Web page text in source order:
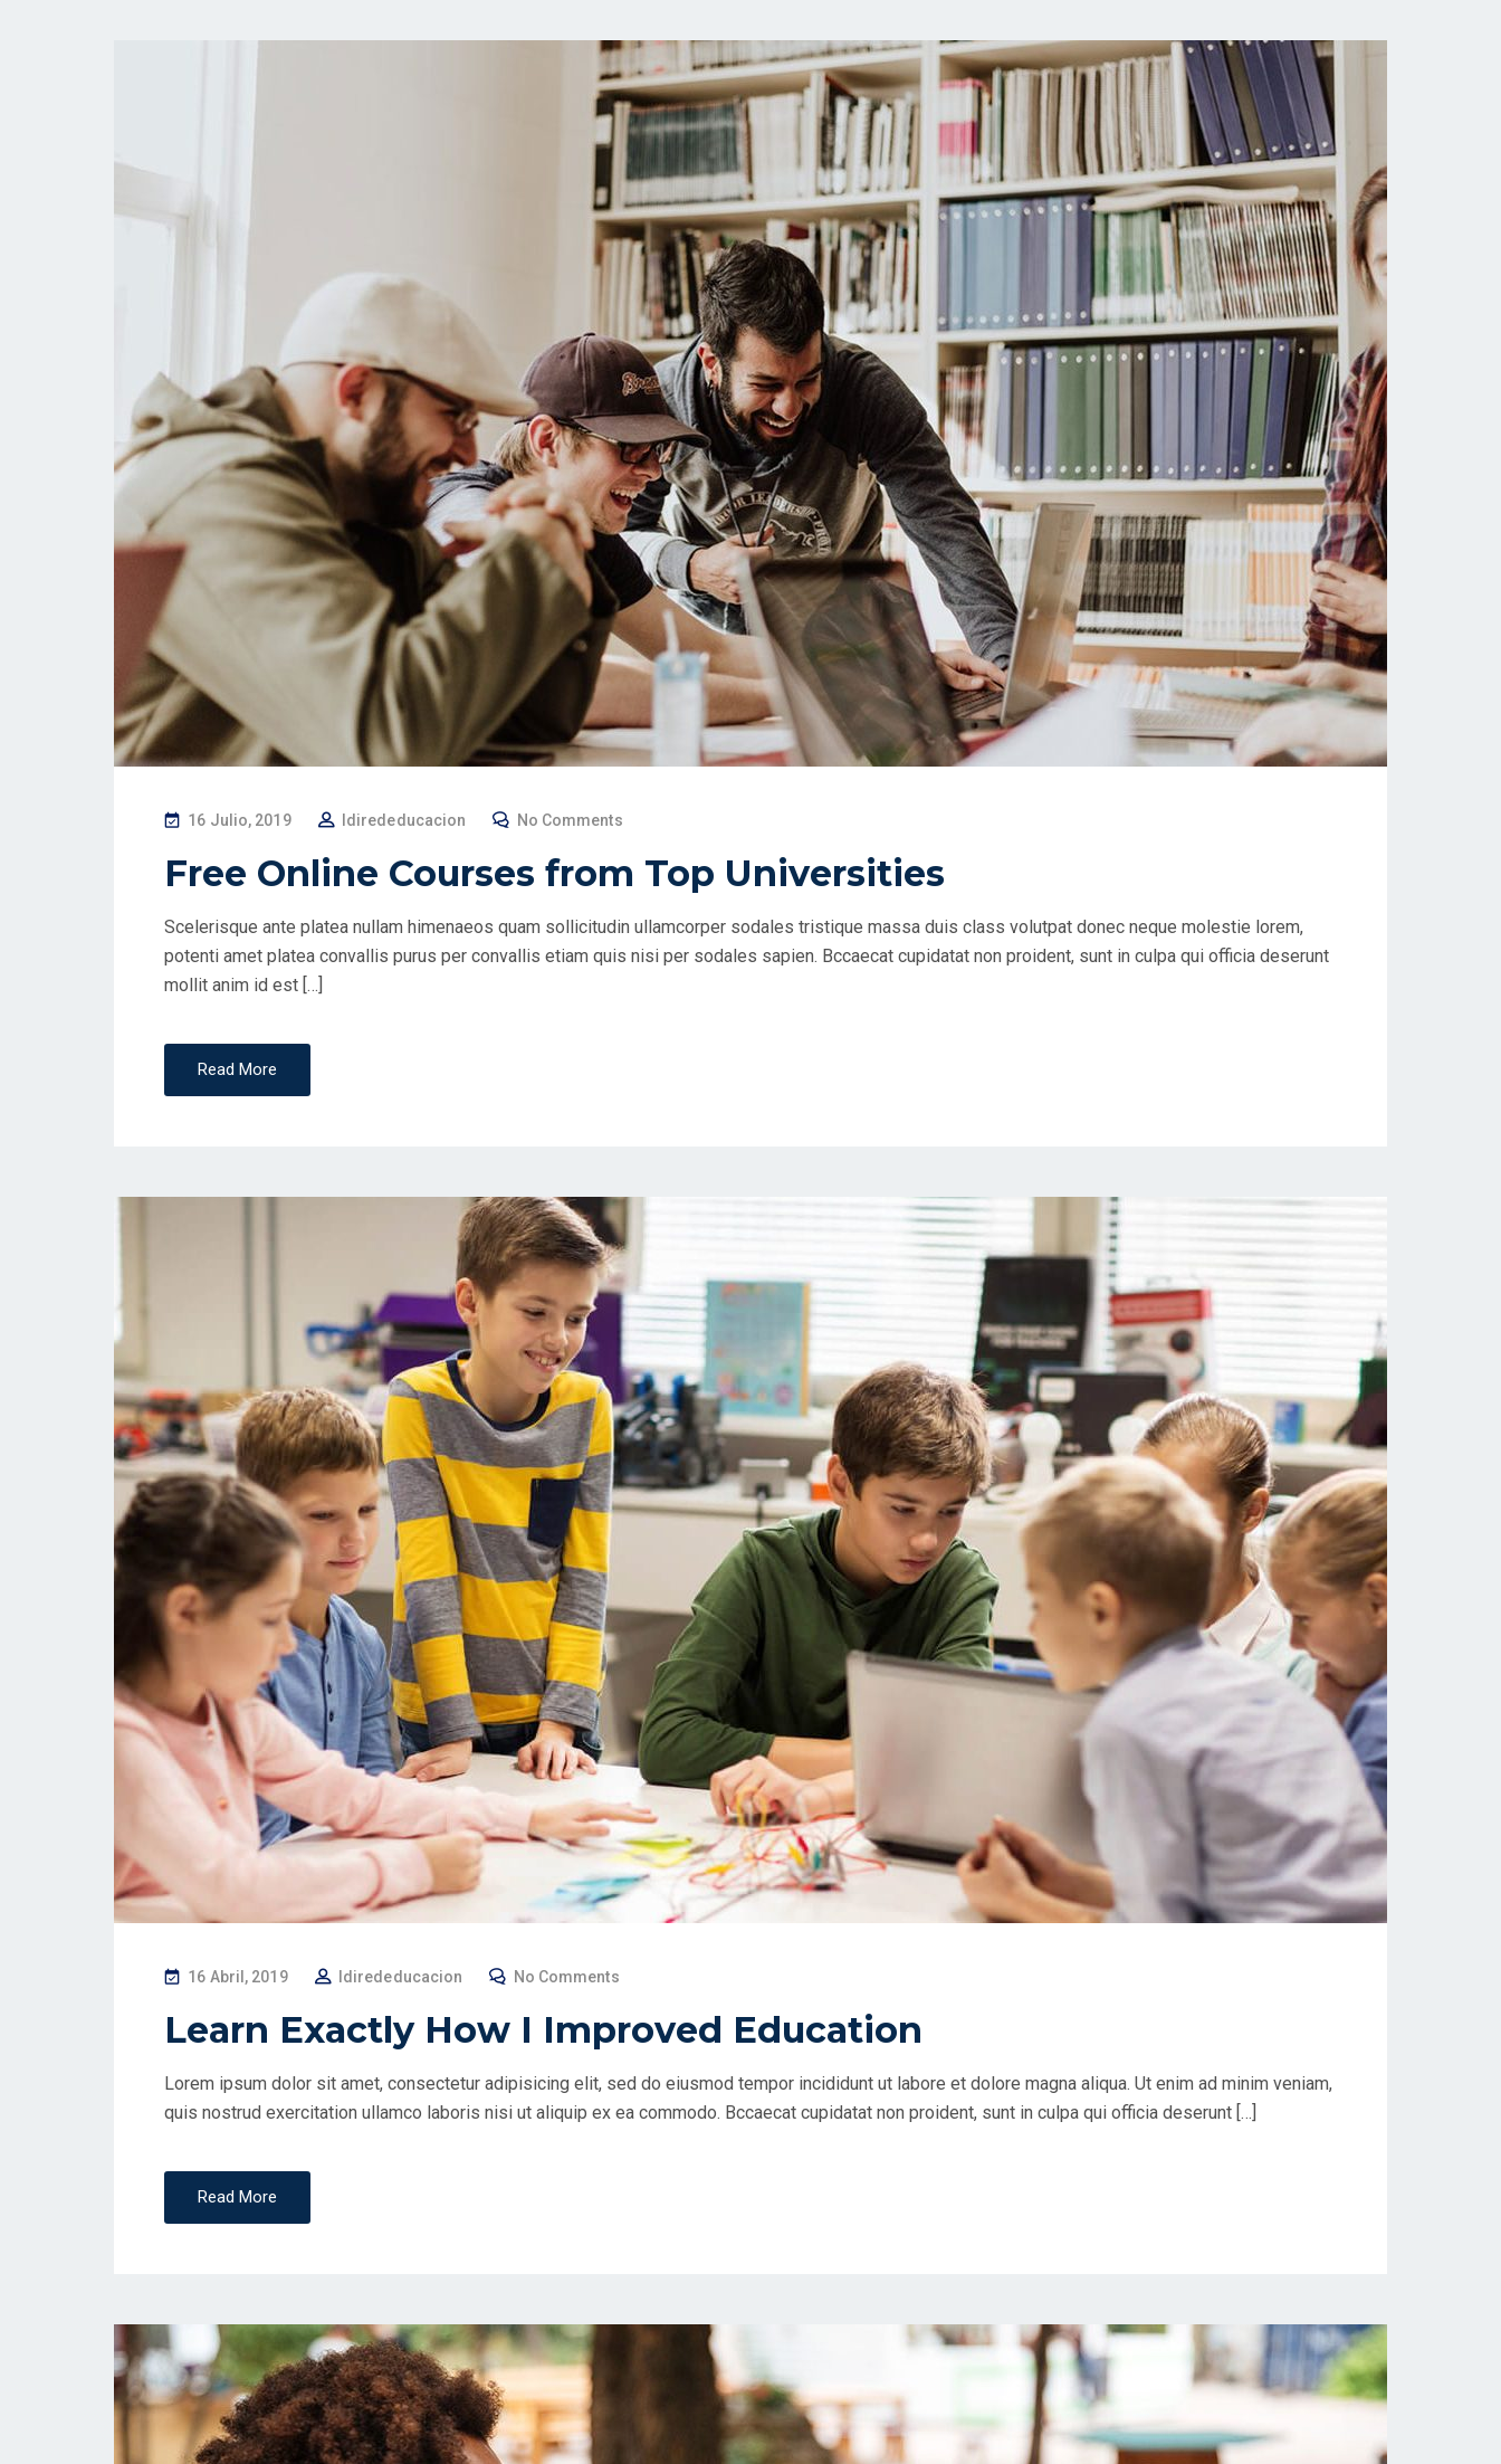
P
S
E
D
O
16 Julio, 2019 Idirededucacion No Comments
Free Online Courses from Top Universities
Scelerisque ante platea nullam himenaeos quam sollicitudin ullamcorper sodales tristique massa duis class volutpat donec neque molestie lorem,
potenti amet platea convallis purus per convallis etiam quis nisi per sodales sapien. Bccaecat cupidatat non proident, sunt in culpa qui officia deserunt
mollit anim id est […]
Read More
P
S
E
D
16 Abril, 2019 Idirededucacion No Comments
Learn Exactly How I Improved Education
Lorem ipsum dolor sit amet, consectetur adipisicing elit, sed do eiusmod tempor incididunt ut labore et dolore magna aliqua. Ut enim ad minim veniam,
quis nostrud exercitation ullamco laboris nisi ut aliquip ex ea commodo. Bccaecat cupidatat non proident, sunt in culpa qui officia deserunt […]
Read More